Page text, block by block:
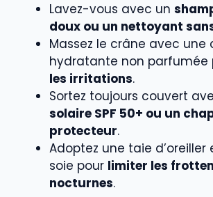
Lavez-vous avec un
doux ou un nettoyant
Massez le crâne avec une
hydratante non parfumée
les irritations.
Sortez toujours couvert
solaire SPF 50+ ou un
protecteur.
Adoptez une taie d’oreiller
soie pour limiter les
nocturnes.